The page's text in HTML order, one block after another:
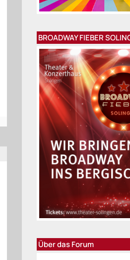
BROADWAY FIEBER
Über das Forum